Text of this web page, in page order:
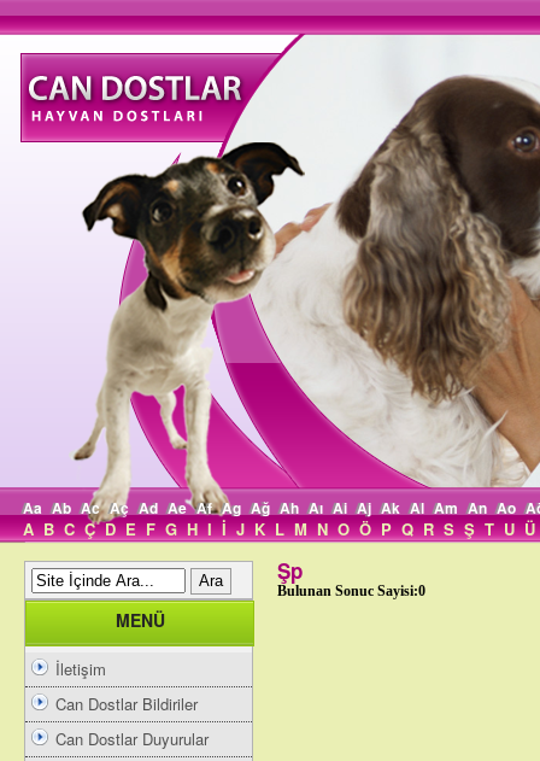
Aa Ab Ac Aç Ad Ae Af Ag Ağ Ah Aı Ai Aj Ak Al Am An Ao
A B C Ç D E F G H I İ J K L M N O Ö P Q R S Ş T U Ü
MENÜ
İletişim
Can Dostlar Bildiriler
Can Dostlar Duyurular
Şp
Bulunan Sonuc Sayisi:0